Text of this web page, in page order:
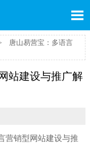

唐山易营宝：多语言
站建设与推广解
营销型网站建设与推